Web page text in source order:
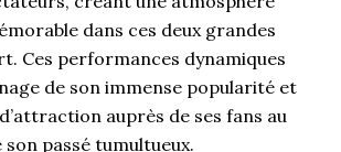
dans ces deux grandes
Ces performances dynamiques
de son immense popularité et
auprès de ses fans au
son passé tumultueux.